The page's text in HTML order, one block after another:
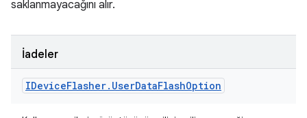
saklanmayacağını alır.
İadeler
IDeviceFlasher. UserDataFlashOption